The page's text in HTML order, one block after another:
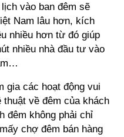
vào ban đêm sẽ
Nam lâu hơn, kích
nhiều hơn từ đó giúp
nhiều nhà đầu tư vào
gia các hoạt động vui
về đêm của khách
đêm không phải chỉ
chợ đêm bán hàng